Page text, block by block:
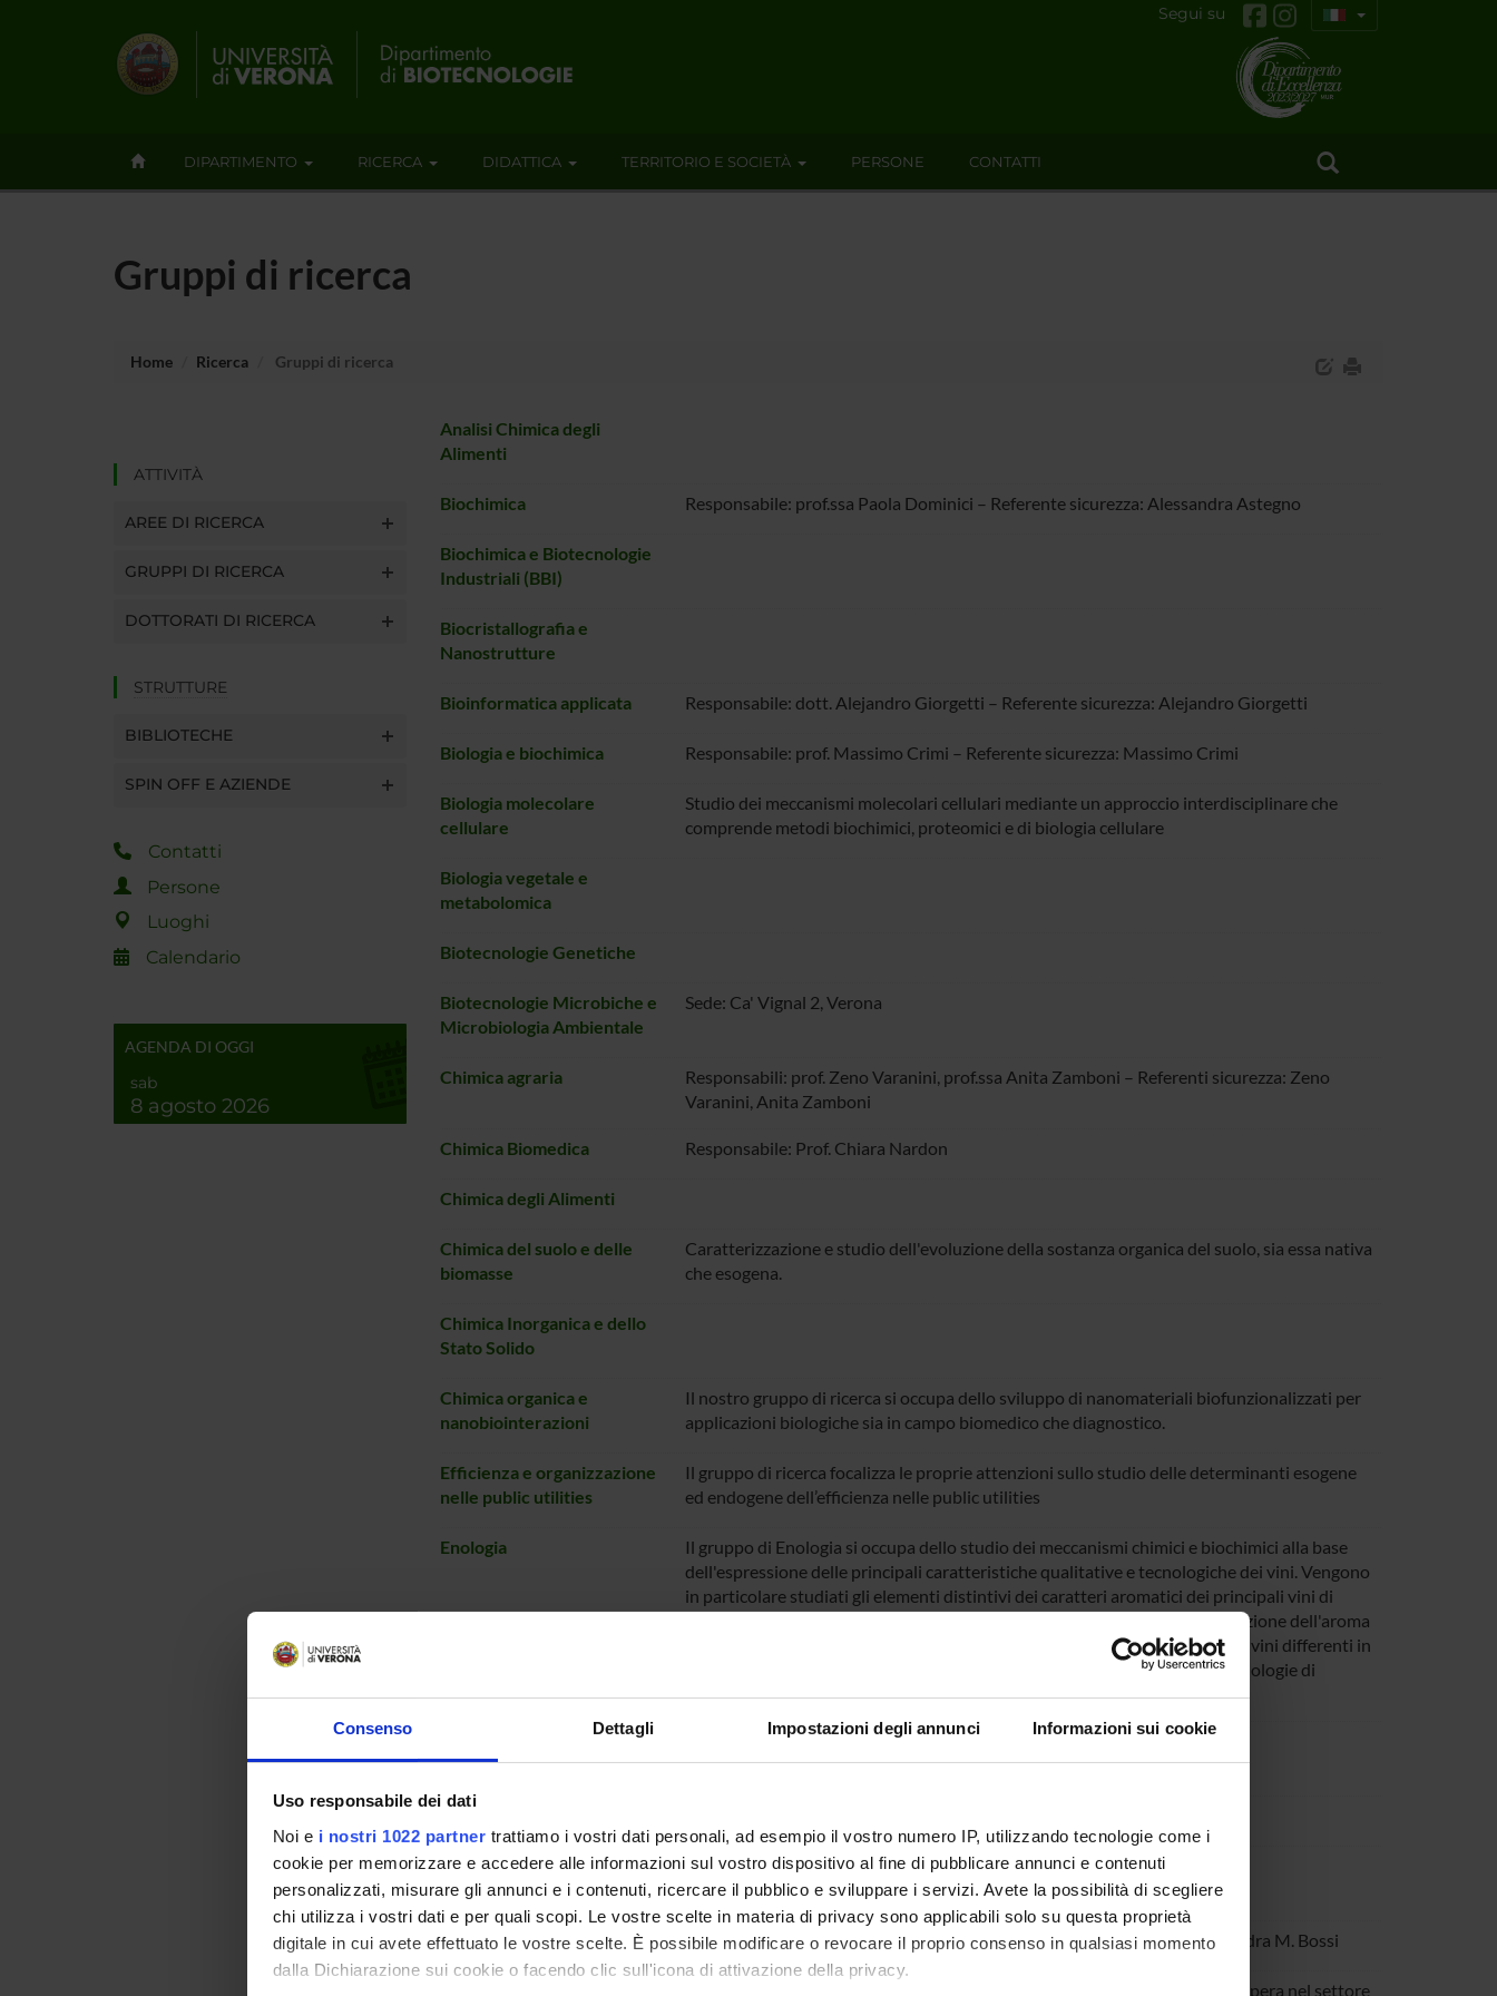
Consenso Dettagli Impostazioni degli annunci Informazioni sui cookie
Uso responsabile dei dati
Noi e i nostri 1022 partner trattiamo i vostri dati personali, ad esempio il vostro numero IP, utilizzando tecnologie come i
cookie per memorizzare e accedere alle informazioni sul vostro dispositivo al fine di pubblicare annunci e contenuti
personalizzati, misurare gli annunci e i contenuti, ricercare il pubblico e sviluppare i servizi. Avete la possibilità di scegliere
chi utilizza i vostri dati e per quali scopi. Le vostre scelte in materia di privacy sono applicabili solo su questa proprietà
digitale in cui avete effettuato le vostre scelte. È possibile modificare o revocare il proprio consenso in qualsiasi momento
dalla Dichiarazione sui cookie o facendo clic sull'icona di attivazione della privacy.
Segui su
DIPARTIMENTO RICERCA DIDATTICA TERRITORIO E SOCIETÀ PERSONE CONTATTI
Gruppi di ricerca
Home Ricerca Gruppi di ricerca
ATTIVITÀ
AREE DI RICERCA
GRUPPI DI RICERCA
DOTTORATI DI RICERCA
STRUTTURE
BIBLIOTECHE
SPIN OFF E AZIENDE
Contatti
Persone
Luoghi
Calendario
AGENDA DI OGGI
sab
8 agosto 2026
Analisi Chimica degli
Alimenti
Biochimica Responsabile: prof.ssa Paola Dominici – Referente sicurezza: Alessandra Astegno
Biochimica e Biotecnologie
Industriali (BBI)
Biocristallografia e
Nanostrutture
Bioinformatica applicata Responsabile: dott. Alejandro Giorgetti – Referente sicurezza: Alejandro Giorgetti
Biologia e biochimica Responsabile: prof. Massimo Crimi – Referente sicurezza: Massimo Crimi
Biologia molecolare
cellulare
Studio dei meccanismi molecolari cellulari mediante un approccio interdisciplinare che
comprende metodi biochimici, proteomici e di biologia cellulare
Biologia vegetale e
metabolomica
Biotecnologie Genetiche
Biotecnologie Microbiche e
Microbiologia Ambientale
Sede: Ca' Vignal 2, Verona
Chimica agraria
Responsabili: prof. Zeno Varanini, prof.ssa Anita Zamboni – Referenti sicurezza: Zeno
Varanini, Anita Zamboni
Chimica Biomedica Responsabile: Prof. Chiara Nardon
Chimica degli Alimenti
Chimica del suolo e delle
biomasse
Caratterizzazione e studio dell'evoluzione della sostanza organica del suolo, sia essa nativa
che esogena.
Chimica Inorganica e dello
Stato Solido
Chimica organica e
nanobiointerazioni
Il nostro gruppo di ricerca si occupa dello sviluppo di nanomateriali biofunzionalizzati per
applicazioni biologiche sia in campo biomedico che diagnostico.
Efficienza e organizzazione
nelle public utilities
Il gruppo di ricerca focalizza le proprie attenzioni sullo studio delle determinanti esogene
ed endogene dell’efficienza nelle public utilities
Enologia
Il gruppo di Enologia si occupa dello studio dei meccanismi chimici e biochimici alla base
dell'espressione delle principali caratteristiche qualitative e tecnologiche dei vini. Vengono
in particolare studiati gli elementi distintivi dei caratteri aromatici dei principali vini di
interesse nazionale e internazionale, i meccanismi di formazione e di evoluzione dell'aroma
durante la vinificazione e la conservazione dei vini, la risposta ossidativa di vini differenti in
condizioni di stress. Il gruppo si occupa inoltre dello sviluppo di nuove tecnologie di
produzione e monitoraggio di processo per il comparto enologico.
Fisiologia e biotecnologie
vegetali
Genetica Molecolare e
Colture Cellulari Vegetali
Imprintig molecolare Responsabile: prof.ssa Alessandra M. Bossi – Referente sicurezza: Alessandra M. Bossi
Il gruppo di ricerca in Ingegneria Chimica dell'Ambiente e dei Bioprocessi opera nel settore